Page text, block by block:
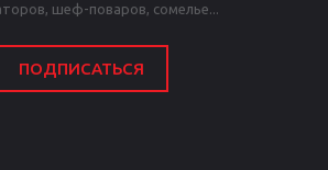
шеф-поваров, сомелье...
ПОДПИСАТЬСЯ